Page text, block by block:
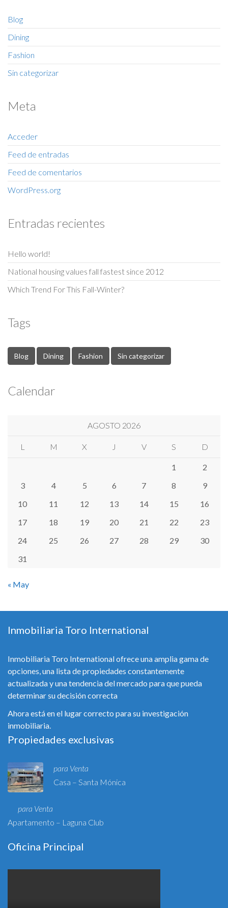
Blog
Dining
Fashion
Sin categorizar
Meta
Acceder
Feed de entradas
Feed de comentarios
WordPress.org
Entradas recientes
Hello world!
National housing values fall fastest since 2012
Which Trend For This Fall-Winter?
Tags
Blog Dining Fashion Sin categorizar
Calendar
AGOSTO 2026
L M X J V S D
1
2
3
4 5 6 7 8
9
10
11 12 13 14 15
16
17
18 19 20 21 22
23
24
25 26 27 28 29
30
31
« May
Inmobiliaria Toro International
Inmobiliaria Toro International ofrece una amplia gama de
opciones, una lista de propiedades constantemente
actualizada y una tendencia del mercado para que pueda
determinar su decisión correcta
Ahora está en el lugar correcto para su investigación
inmobiliaria.
Propiedades exclusivas
para Venta
Casa – Santa Mónica
para Venta
Apartamento – Laguna Club
Oficina Principal